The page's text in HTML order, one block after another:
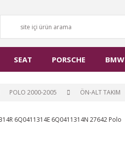
SEAT PORSCHE BMW
POLO 2000-2005 ÖN-ALT TAKIM